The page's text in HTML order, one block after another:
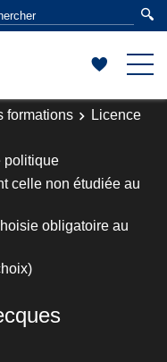
formations
Licence
politique
celle non étudiée au
obligatoire au